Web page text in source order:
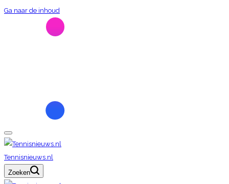
Ga naar de inhoud
Tennisnieuws.nl
Zoeken